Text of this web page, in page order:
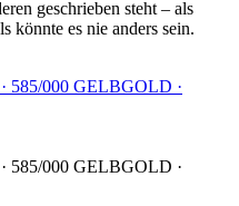
geschrieben steht – als
könnte es nie anders sein.
· 585/000 GELBGOLD ·
· 585/000 GELBGOLD ·